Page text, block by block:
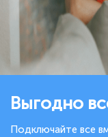
Выгодно
Подключайте все